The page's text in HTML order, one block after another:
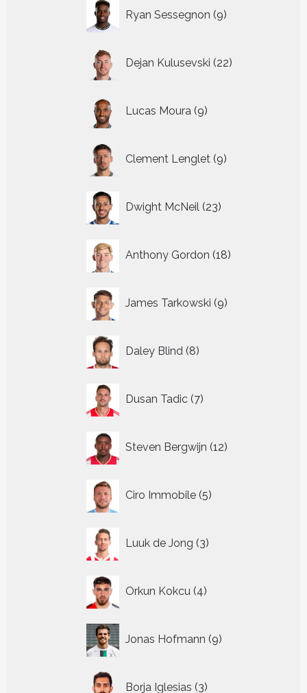
Ryan Sessegnon 9
producten
Dejan Kulusevski 22
producten
Lucas Moura 9
producten
Clement Lenglet 9
producten
Dwight McNeil 23
producten
Anthony Gordon 18
producten
James Tarkowski 9
producten
Daley Blind 8
producten
Dusan Tadic 7
producten
Steven Bergwijn 12
producten
Ciro Immobile 5
producten
Luuk de Jong 3
producten
Orkun Kokcu 4
producten
Jonas Hofmann 9
producten
Borja Iglesias 3